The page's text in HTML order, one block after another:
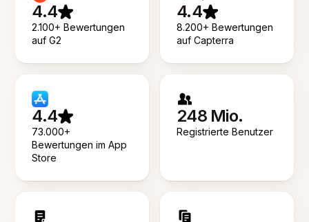
4.4
2.100+ Bewertungen
auf G2
4.4
8.200+ Bewertungen
auf Capterra
4.4
73.000+
Bewertungen im App
Store
248 Mio.
Registrierte Benutzer